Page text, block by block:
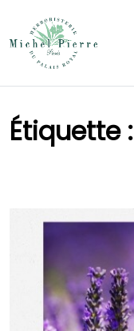
Étiquette :